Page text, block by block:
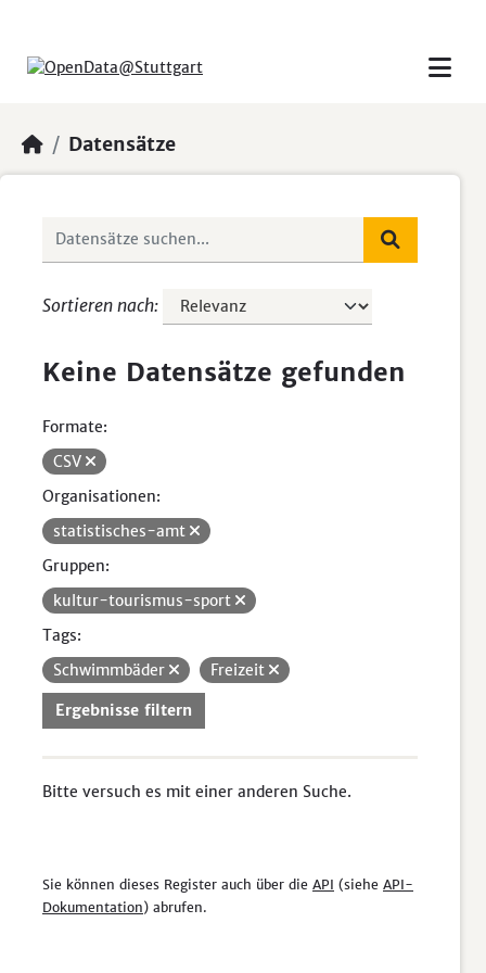
Datensätze
Sortieren nach
Keine Datensätze gefunden
Formate:
CSV
Organisationen:
statistisches-amt
Gruppen:
kultur-tourismus-sport
Tags:
Schwimmbäder
Freizeit
Ergebnisse filtern
Bitte versuch es mit einer anderen Suche.
Sie können dieses Register auch über die API (siehe API-
Dokumentation) abrufen.